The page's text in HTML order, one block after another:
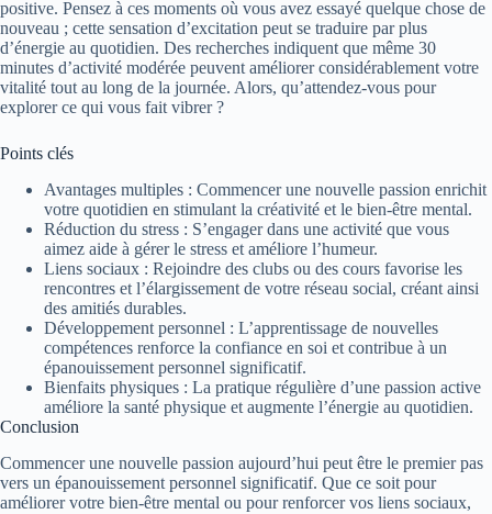
positive. Pensez à ces moments où vous avez essayé quelque chose de
nouveau ; cette sensation d’excitation peut se traduire par plus
d’énergie au quotidien. Des recherches indiquent que même 30
minutes d’activité modérée peuvent améliorer considérablement votre
vitalité tout au long de la journée. Alors, qu’attendez-vous pour
explorer ce qui vous fait vibrer ?
Points clés
Avantages multiples : Commencer une nouvelle passion enrichit
votre quotidien en stimulant la créativité et le bien-être mental.
Réduction du stress : S’engager dans une activité que vous
aimez aide à gérer le stress et améliore l’humeur.
Liens sociaux : Rejoindre des clubs ou des cours favorise les
rencontres et l’élargissement de votre réseau social, créant ainsi
des amitiés durables.
Développement personnel : L’apprentissage de nouvelles
compétences renforce la confiance en soi et contribue à un
épanouissement personnel significatif.
Bienfaits physiques : La pratique régulière d’une passion active
améliore la santé physique et augmente l’énergie au quotidien.
Conclusion
Commencer une nouvelle passion aujourd’hui peut être le premier pas
vers un épanouissement personnel significatif. Que ce soit pour
améliorer votre bien-être mental ou pour renforcer vos liens sociaux,